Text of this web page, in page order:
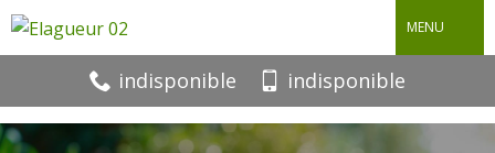
MENU
indisponible indisponible